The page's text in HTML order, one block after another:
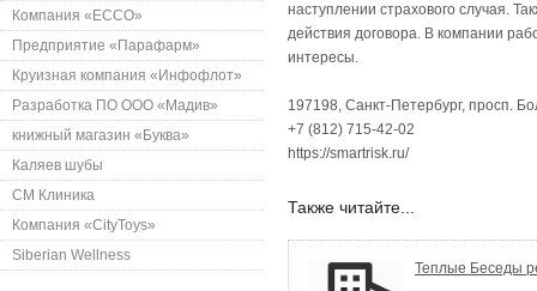
Компания «ECCO»
Предприятие «Парафарм»
Круизная компания «Инфофлот»
Разработка ПО ООО «Мадив»
книжный магазин «Буква»
Каляев шубы
СМ Клиника
Компания «CityToys»
Siberian Wellness
наступлении страхового случая.
действия договора. В компании
интересы.
197198, Санкт-Петербург, просп.
+7 (812) 715-42-02
https://smartrisk.ru/
Также читайте...
Теплые Беседы